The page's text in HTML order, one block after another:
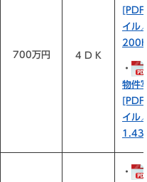
700万円 4 D K
[PDF
イル
・
物件
イル
・